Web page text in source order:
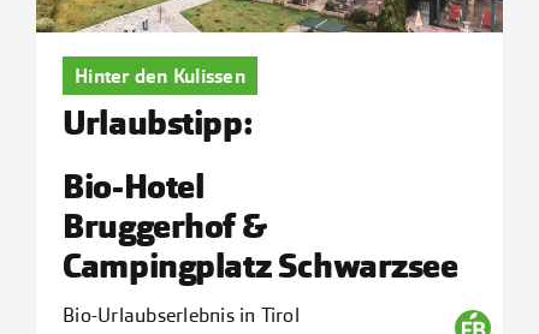
Hinter den Kulissen
Urlaubstipp:
Bio-Hotel
Bruggerhof &
Campingplatz Schwarzsee
Bio-Urlaubserlebnis in Tirol